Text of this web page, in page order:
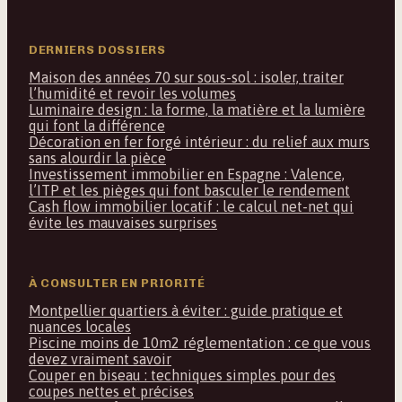
DERNIERS DOSSIERS
Maison des années 70 sur sous-sol : isoler, traiter
l’humidité et revoir les volumes
Luminaire design : la forme, la matière et la lumière
qui font la différence
Décoration en fer forgé intérieur : du relief aux murs
sans alourdir la pièce
Investissement immobilier en Espagne : Valence,
l’ITP et les pièges qui font basculer le rendement
Cash flow immobilier locatif : le calcul net-net qui
évite les mauvaises surprises
À CONSULTER EN PRIORITÉ
Montpellier quartiers à éviter : guide pratique et
nuances locales
Piscine moins de 10m2 réglementation : ce que vous
devez vraiment savoir
Couper en biseau : techniques simples pour des
coupes nettes et précises